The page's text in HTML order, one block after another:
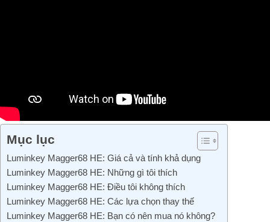
Mục lục
Luminkey Magger68 HE: Giá cả và tính khả dụng
Luminkey Magger68 HE: Những gì tôi thích
Luminkey Magger68 HE: Điều tôi không thích
Luminkey Magger68 HE: Các lựa chọn thay thế
Luminkey Magger68 HE: Bạn có nên mua nó không?